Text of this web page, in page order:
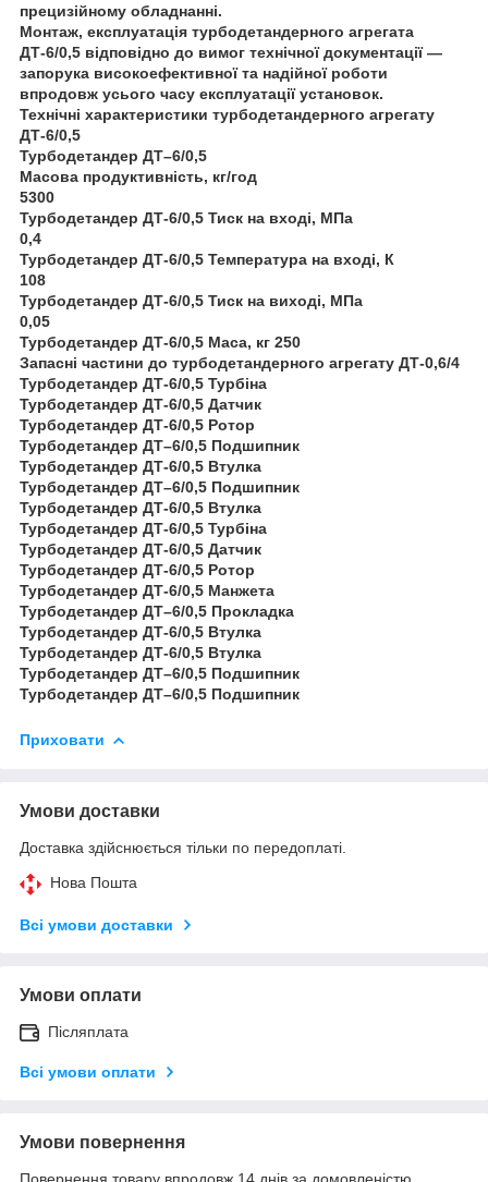
прецизійному обладнанні.
Монтаж, експлуатація турбодетандерного агрегата
ДТ-6/0,5 відповідно до вимог технічної документації —
запорука високоефективної та надійної роботи
впродовж усього часу експлуатації установок.
Технічні характеристики турбодетандерного агрегату
ДТ-6/0,5
Турбодетандер ДТ–6/0,5
Масова продуктивність, кг/год
5300
Турбодетандер ДТ-6/0,5 Тиск на вході, МПа
0,4
Турбодетандер ДТ-6/0,5 Температура на вході, К
108
Турбодетандер ДТ-6/0,5 Тиск на виході, МПа
0,05
Турбодетандер ДТ-6/0,5 Маса, кг 250
Запасні частини до турбодетандерного агрегату ДТ-0,6/4
Турбодетандер ДТ-6/0,5 Турбіна
Турбодетандер ДТ-6/0,5 Датчик
Турбодетандер ДТ-6/0,5 Ротор
Турбодетандер ДТ–6/0,5 Подшипник
Турбодетандер ДТ-6/0,5 Втулка
Турбодетандер ДТ–6/0,5 Подшипник
Турбодетандер ДТ-6/0,5 Втулка
Турбодетандер ДТ-6/0,5 Турбіна
Турбодетандер ДТ-6/0,5 Датчик
Турбодетандер ДТ-6/0,5 Ротор
Турбодетандер ДТ-6/0,5 Манжета
Турбодетандер ДТ–6/0,5 Прокладка
Турбодетандер ДТ-6/0,5 Втулка
Турбодетандер ДТ-6/0,5 Втулка
Турбодетандер ДТ–6/0,5 Подшипник
Турбодетандер ДТ–6/0,5 Подшипник
Приховати
Умови доставки
Доставка здійснюється тільки по передоплаті.
Нова Пошта
Всі умови доставки
Умови оплати
Післяплата
Всі умови оплати
Умови повернення
Повернення товару впродовж 14 днів за домовленістю